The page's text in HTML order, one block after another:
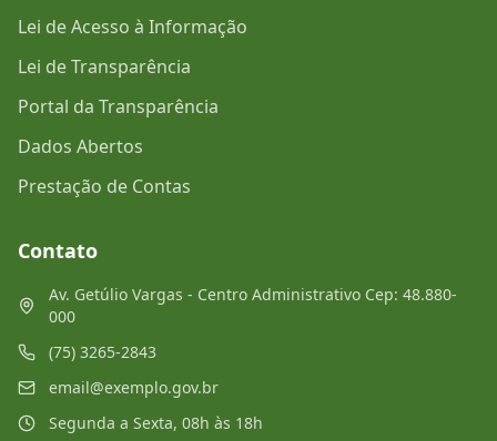
Lei de Acesso à Informação
Lei de Transparência
Portal da Transparência
Dados Abertos
Prestação de Contas
Contato
Av. Getúlio Vargas - Centro Administrativo Cep: 48.880-
000
(75) 3265-2843
email@exemplo.gov.br
Segunda a Sexta, 08h às 18h